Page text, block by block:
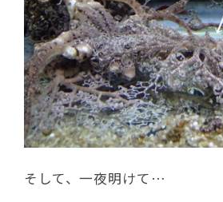
そして、一夜明けて…